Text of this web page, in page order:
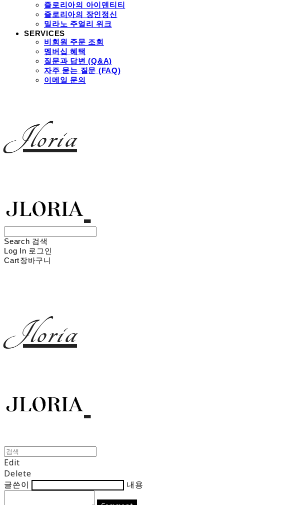
즐로리아의 아이덴티티
즐로리아의 장인정신
밀라노 주얼리 위크
SERVICES
비회원 주문 조회
멤버십 혜택
질문과 답변 (Q&A)
자주 묻는 질문 (FAQ)
이메일 문의
Jloria
Search 검색
Log In 로그인
Cart장바구니
Jloria
Edit
Delete
글쓴이
내용